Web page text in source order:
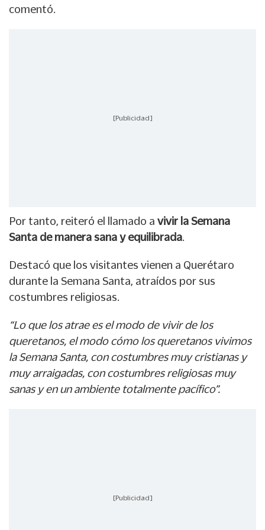
comentó.
[Publicidad]
Por tanto, reiteró el llamado a vivir la Semana
Santa de manera sana y equilibrada.
Destacó que los visitantes vienen a Querétaro
durante la Semana Santa, atraídos por sus
costumbres religiosas.
“Lo que los atrae es el modo de vivir de los
queretanos, el modo cómo los queretanos vivimos
la Semana Santa, con costumbres muy cristianas y
muy arraigadas, con costumbres religiosas muy
sanas y en un ambiente totalmente pacífico”.
[Publicidad]